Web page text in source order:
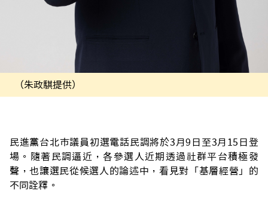
（朱政騏提供）
民進黨台北市議員初選電話民調將於3月9日至3月15日登
場。隨著民調逼近，各參選人近期透過社群平台積極發
聲，也讓選民從候選人的論述中，看見對「基層經營」的
不同詮釋。